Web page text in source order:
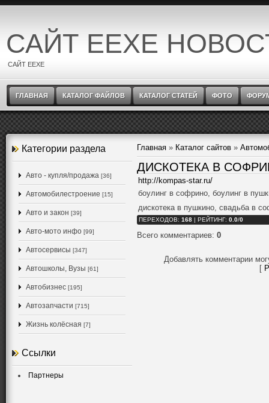
САЙТ EEXE
САЙТ EEXE
ГЛАВНАЯ КАТАЛОГ ФАЙЛОВ КАТАЛОГ СТАТЕЙ ФОТО
Категории раздела
Авто - купля/продажа [36]
Автомобилестроение [15]
Авто и закон [39]
Авто-мото инфо [99]
Автосервисы [347]
Автошколы, Вузы [61]
Автобизнес [195]
Автозапчасти [715]
Жизнь колёсная [7]
Ссылки
Партнеры
Главная » Каталог сайтов »
ДИСКОТЕКА В
http://kompas-star.ru/
боулинг в софрино, боулинг в
дискотека в пушкино, свадьба в
ПЕРЕХОДОВ: 168 | РЕЙТИНГ: 0.0/0
Всего комментариев: 0
Добавлять комментарии
[